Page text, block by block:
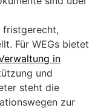
fristgerecht,
Für WEGs bietet
in
und
steht die
zur